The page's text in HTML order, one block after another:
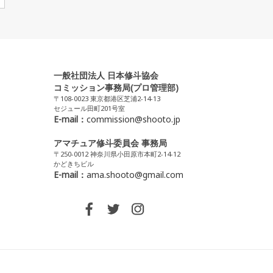
一般社団法人 日本修斗協会
コミッション事務局(プロ管理部)
〒108-0023 東京都港区芝浦2-14-13
セジュール田町201号室
E-mail： commission@shooto.jp
アマチュア修斗委員会 事務局
〒250-0012 神奈川県小田原市本町2-14-12
かどきちビル
E-mail： ama.shooto@gmail.com